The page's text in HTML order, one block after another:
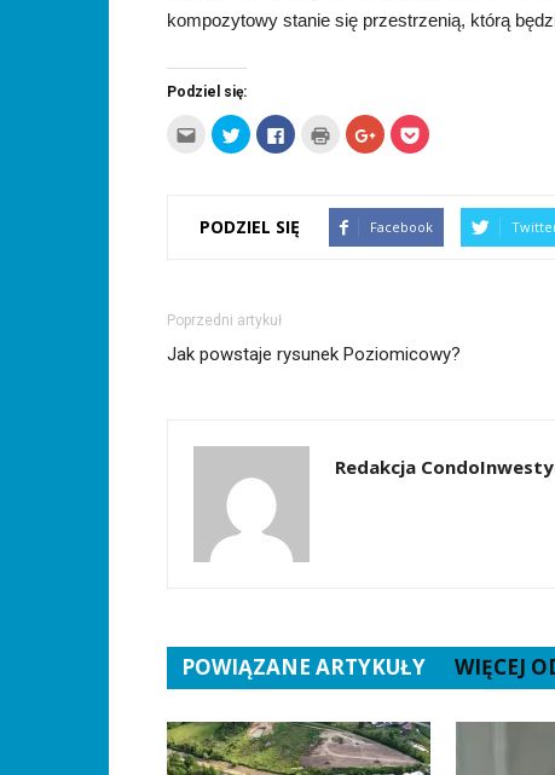
kompozytowy stanie się przestrzenią, którą
Podziel się:
Kliknij,
aby
wysłać
przez
e-
Udostępnij
na
Twitterze(Otwiera
oknie)
Click
to
w
nowym
Kliknij
by
wydrukować(Otwiera
oknie)
Click
to
share
w
nowym
Click
to
nowym
oknie)
PODZIEL SIĘ Facebook
Poprzedni artykuł
Jak powstaje rysunek Poziomicowy?
Redakcja
POWIĄZANE ARTYKUŁY WIĘCEJ